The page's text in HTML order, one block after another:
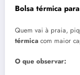
Bolsa térmica
Quem vai à praia,
térmica com maior
O que observar: